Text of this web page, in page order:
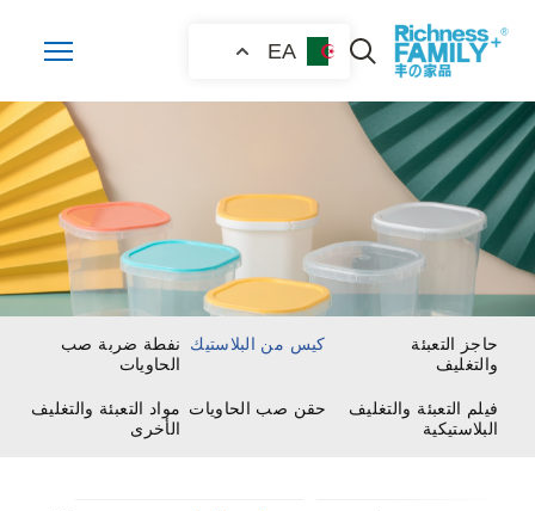
EA
حاجز التعبئة
والتغليف
كيس من البلاستيك
نفطة ضربة صب
الحاويات
فيلم التعبئة والتغليف
البلاستيكية
حقن صب الحاويات مواد التعبئة والتغليف
الأخرى